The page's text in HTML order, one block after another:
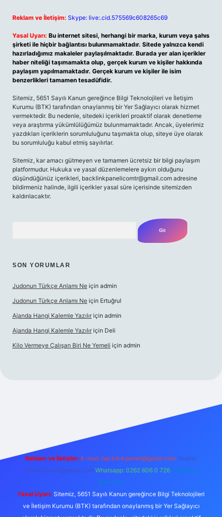
Reklam ve İletişim: Skype: live:.cid.575569c608265c69
Yasal Uyarı: Bu internet sitesi, herhangi bir marka, kurum veya şahıs
şirketi ile hiçbir bağlantısı bulunmamaktadır. Sitede yalnızca kendi
hazırladığımız makaleler paylaşılmaktadır. Burada yer alan içerikler
haber niteliği taşımamakta olup, gerçek kurum ve kişiler hakkında
paylaşım yapılmamaktadır. Gerçek kurum ve kişiler ile isim
benzerlikleri tamamen tesadüfidir.
Sitemiz, 5651 Sayılı Kanun gereğince Bilgi Teknolojileri ve İletişim
Kurumu (BTK) tarafından onaylanmış bir Yer Sağlayıcı olarak hizmet
vermektedir. Bu nedenle, sitedeki içerikleri proaktif olarak denetleme
veya araştırma yükümlülüğümüz bulunmamaktadır. Ancak, üyelerimiz
yazdıkları içeriklerin sorumluluğunu taşımakta olup, siteye üye olarak
bu sorumluluğu kabul etmiş sayılırlar.
Sitemiz, kar amacı gütmeyen ve tamamen ücretsiz bir bilgi paylaşım
platformudur. Hukuka ve yasal düzenlemelere aykırı olduğunu
düşündüğünüz içerikleri, backlinkpanelicomtr@gmail.com adresine
bildirmeniz halinde, ilgili içerikler yasal süre içerisinde sitemizden
kaldırılacaktır.
SON YORUMLAR
Judonun Türkçe Anlamı Ne için admin
Judonun Türkçe Anlamı Ne için Ertuğrul
Ajanda Hangi Kalemle Yazılır için admin
Ajanda Hangi Kalemle Yazılır için Deli
Kilo Vermeye Çalışan Biri Ne Yemeli için admin
Reklam ve İletişim: E-mail: backlinkpaneli@gmail.com Teams:
forumhizmeti@gmail.com Whatsapp: 0262 606 0 726 Telegram:
@karabul
Yasal Uyarı: Sitemiz, 5651 Sayılı Kanun gereğince Bilgi Teknolojileri
ve İletişim Kurumu (BTK) tarafından onaylanmış bir Yer Sağlayıcı